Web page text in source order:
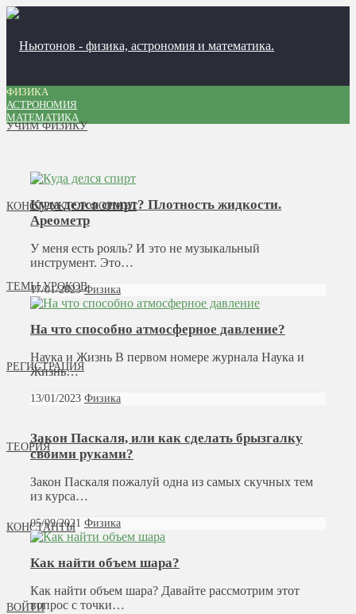
УЧИМ ФИЗИКУ
КОНСТРУКТОР ФОРМУЛ
ТЕМЫ УРОКОВ
РЕГИСТРАЦИЯ
ТЕОРИЯ
КОНСТАНТЫ
ВОЙТИ
ФИЗИКА
АСТРОНОМИЯ
МАТЕМАТИКА
Куда делся спирт? Плотность жидкости.
Ареометр
У меня есть рояль? И это не музыкальный
инструмент. Это…
17/01/2023 Физика
На что способно атмосферное давление?
Наука и Жизнь В первом номере журнала Наука и
Жизнь…
13/01/2023 Физика
Закон Паскаля, или как сделать брызгалку
своими руками?
Закон Паскаля пожалуй одна из самых скучных тем
из курса…
05/09/2021 Физика
Как найти объем шара?
Как найти объем шара? Давайте рассмотрим этот
вопрос с точки…